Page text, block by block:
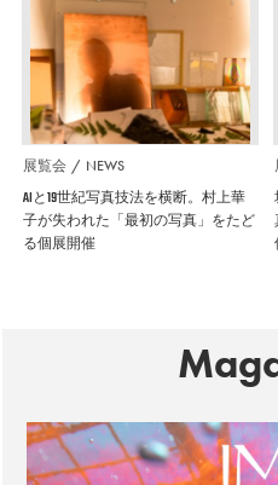
展覧会 NEWS
AIと19世紀写真技法を横断。村上華
子が失われた「最初の写真」をたど
る個展開催